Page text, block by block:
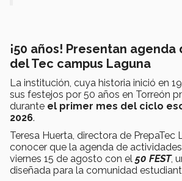
¡50 años! Presentan
del Tec campus Laguna
La institución, cuya historia inició en
sus festejos por 50 años en Torreón
durante el primer mes del ciclo
2026.
Teresa Huerta, directora de PrepaTec
conocer que la agenda de
viernes 15 de agosto con el 50 FEST,
diseñada para la comunidad